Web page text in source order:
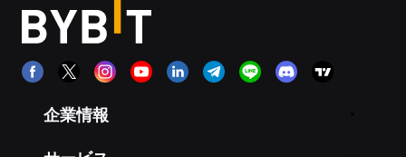
企業情報